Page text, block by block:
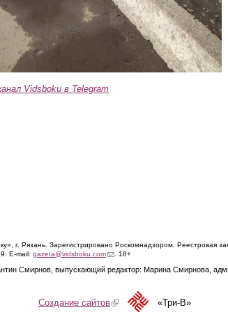
Vidsboku в Telegram
г. Рязань. Зарегистрировано Роскомнадзором. Реестровая
E-mail: gazeta@vidsboku.com(link sends e-mail)
. 18+
Смирнов, выпускающий редактор: Марина Смирнова,
Создание сайтов(link is external)«Три-В»